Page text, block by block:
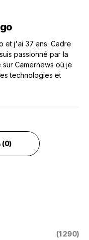
et j'ai 37 ans. Cadre
passionné par la
Camernews où je
technologies et
(0)
(1 290)